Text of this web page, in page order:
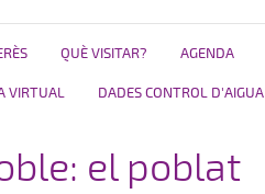
QUÈ VISITAR? AGENDA
VIRTUAL DADES CONTROL D'AIGUA
el poblat